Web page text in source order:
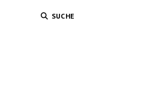
SUCHE